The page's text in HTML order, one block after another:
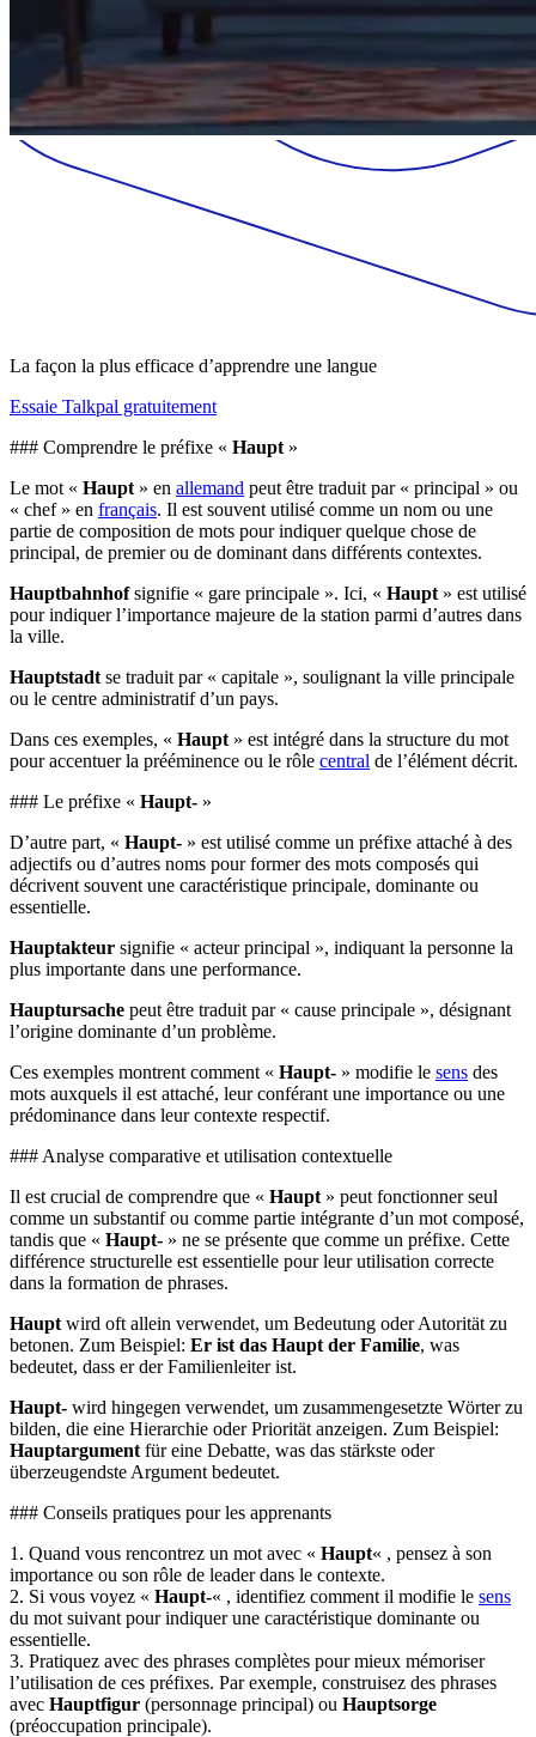
La façon la plus efficace d’apprendre une langue
Essaie Talkpal gratuitement
### Comprendre le préfixe « Haupt »
Le mot « Haupt » en allemand peut être traduit par « principal » ou
« chef » en français. Il est souvent utilisé comme un nom ou une
partie de composition de mots pour indiquer quelque chose de
principal, de premier ou de dominant dans différents contextes.
Hauptbahnhofsignifie « gare principale ». Ici, « Haupt » est utilisé
pour indiquer l’importance majeure de la station parmi d’autres dans
la ville.
Hauptstadt se traduit par « capitale », soulignant la ville principale
ou le centre administratif d’un pays.
Dans ces exemples, « Haupt » est intégré dans la structure du mot
pour accentuer la prééminence ou le rôle central de l’élément décrit.
### Le préfixe « Haupt- »
D’autre part, « Haupt- » est utilisé comme un préfixe attaché à des
adjectifs ou d’autres noms pour former des mots composés qui
décrivent souvent une caractéristique principale, dominante ou
essentielle.
Hauptakteur signifie « acteur principal », indiquant la personne la
plus importante dans une performance.
Hauptursache peut être traduit par « cause principale », désignant
l’origine dominante d’un problème.
Ces exemples montrent comment « Haupt- » modifie le sens des
mots auxquels il est attaché, leur conférant une importance ou une
prédominance dans leur contexte respectif.
### Analyse comparative et utilisation contextuelle
Il est crucial de comprendre que « Haupt » peut fonctionner seul
comme un substantif ou comme partie intégrante d’un mot composé,
tandis que « Haupt- » ne se présente que comme un préfixe. Cette
différence structurelle est essentielle pour leur utilisation correcte
dans la formation de phrases.
Haupt wird oft allein verwendet, um Bedeutung oder Autorität zu
betonen. Zum Beispiel: Er ist das Haupt der Familie, was
bedeutet, dass er der Familienleiter ist.
Haupt- wird hingegen verwendet, um zusammengesetzte Wörter zu
bilden, die eine Hierarchie oder Priorität anzeigen. Zum Beispiel:
Hauptargument für eine Debatte, was das stärkste oder
überzeugendste Argument bedeutet.
### Conseils pratiques pour les apprenants
1. Quand vous rencontrez un mot avec « Haupt« , pensez à son
importance ou son rôle de leader dans le contexte.
2. Si vous voyez « Haupt-« , identifiez comment il modifie le sens
du mot suivant pour indiquer une caractéristique dominante ou
essentielle.
3. Pratiquez avec des phrases complètes pour mieux mémoriser
l’utilisation de ces préfixes. Par exemple, construisez des phrases
avec Hauptfigur (personnage principal) ou Hauptsorge
(préoccupation principale).